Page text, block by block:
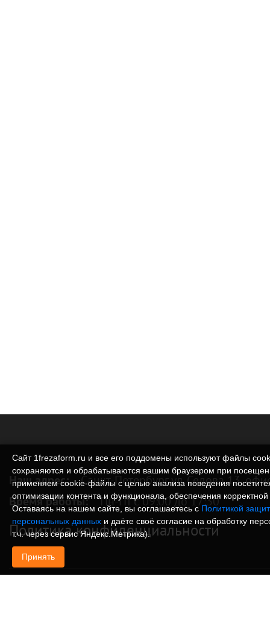
Наш адрес: Санкт-Петербург ул. Седова 13,
Время работы: Пн-Пт с 09:00 до 17:30
Политика конфиденциальности
Сайт 1frezaform.ru и все его поддомены используют файлы
сохраняются и обрабатываются вашим браузером при
применяем cookie‑файлы с целью анализа поведения
оптимизации контента и функционала, обеспечения
Оставаясь на нашем сайте, вы соглашаетесь с Политикой
персональных данных и даёте своё согласие на обработку
т.ч. через сервис Яндекс.Метрика).
Принять